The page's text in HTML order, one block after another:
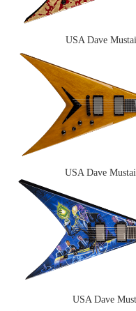
USA Dave
USA Dave
USA Dave